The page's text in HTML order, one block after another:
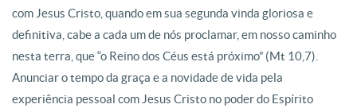
com Jesus Cristo, quando em sua segunda vinda gloriosa e
definitiva, cabe a cada um de nós proclamar, em nosso caminho
nesta terra, que “o Reino dos Céus está próximo” (Mt 10,7).
Anunciar o tempo da graça e a novidade de vida pela
experiência pessoal com Jesus Cristo no poder do Espírito